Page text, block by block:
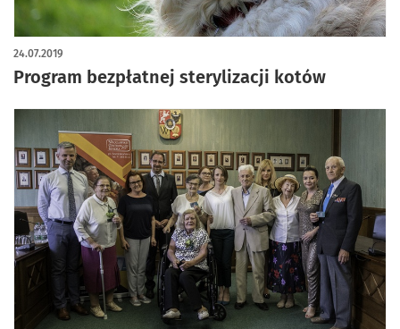
Program bezpłatnej sterylizacji kotów
24.07.2019